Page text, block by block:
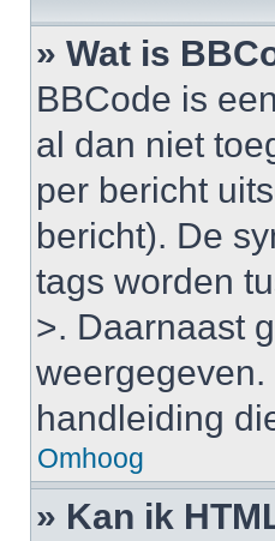
» Wat is
BBCode is
al dan niet
per bericht
bericht). De
tags worden
>. Daarnaast
handleiding
Omhoog
» Kan ik